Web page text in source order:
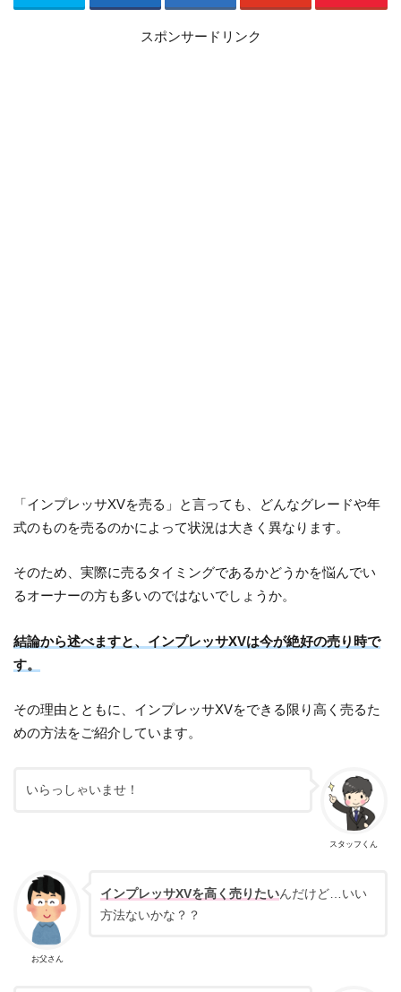
スポンサードリンク
「インプレッサXVを売る」と言っても、どんなグレードや年
式のものを売るのかによって状況は大きく異なります。
そのため、実際に売るタイミングであるかどうかを悩んでい
るオーナーの方も多いのではないでしょうか。
結論から述べますと、インプレッサXVは今が絶好の売り時で
す。
その理由とともに、インプレッサXVをできる限り高く売るた
めの方法をご紹介しています。
スタッフくん
いらっしゃいませ！
お父さん
インプレッサXVを高く売りたいんだけど…いい
方法ないかな？？